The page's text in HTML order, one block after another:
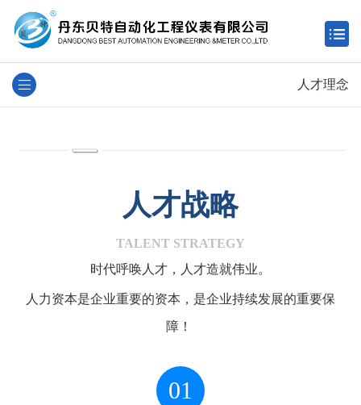
人才理念
人才战略
TALENT STRATEGY
时代呼唤人才，人才造就伟业。
人力资本是企业重要的资本，是企业持续发展的重要保
障！
01